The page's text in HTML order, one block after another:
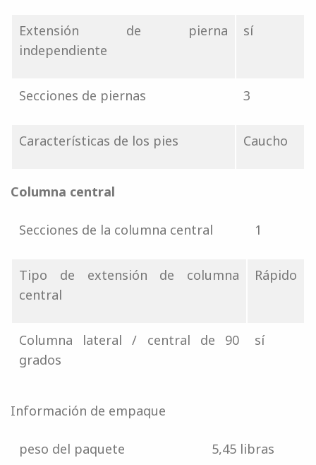
Extensión de pierna
independiente
sí
Secciones de piernas 3
Características de los pies Caucho
Columna central
Secciones de la columna central 1
Tipo de extensión de columna
central
Rápido
Columna lateral / central de 90
grados
sí
Información de empaque
peso del paquete 5,45 libras